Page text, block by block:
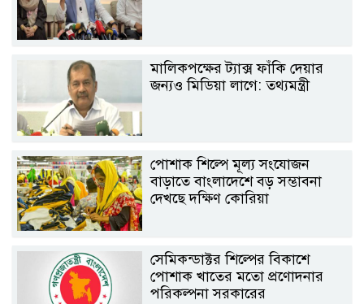
মালিকপক্ষের ট্যাক্স ফাঁকি দেয়ার
জন্যও মিডিয়া লাগে: তথ্যমন্ত্রী
পোশাক শিল্পে মূল্য সংযোজন
বাড়াতে বাংলাদেশে বড় সম্ভাবনা
দেখছে দক্ষিণ কোরিয়া
সেমিকন্ডাক্টর শিল্পের বিকাশে
পোশাক খাতের মতো প্রণোদনার
পরিকল্পনা সরকারের